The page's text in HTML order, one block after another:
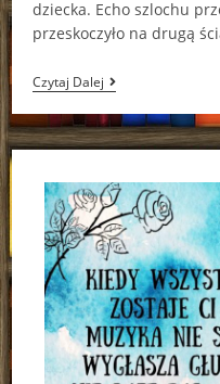
dziecka. Echo szlochu
przeskoczyło na drugą
Czytaj Dalej„Spadek”
–
J.
D.
Bujak